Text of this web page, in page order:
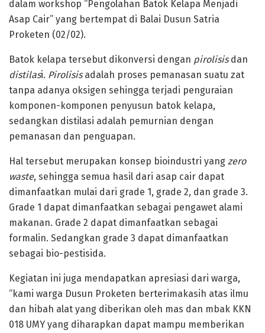
dalam workshop “Pengolahan Batok Kelapa Menjadi
Asap Cair” yang bertempat di Balai Dusun Satria
Proketen (02/02).
Batok kelapa tersebut dikonversi dengan pirolisisdan
distilasi. Pirolisisadalah proses pemanasan suatu zat
tanpa adanya oksigen sehingga terjadi penguraian
komponen-komponen penyusun batok kelapa,
sedangkan distilasi adalah pemurnian dengan
pemanasan dan penguapan.
Hal tersebut merupakan konsep bioindustri yang zero
waste, sehingga semua hasil dari asap cair dapat
dimanfaatkan mulai dari grade 1, grade 2, dan grade 3.
Grade 1 dapat dimanfaatkan sebagai pengawet alami
makanan. Grade 2 dapat dimanfaatkan sebagai
formalin. Sedangkan grade 3 dapat dimanfaatkan
sebagai bio-pestisida.
Kegiatan ini juga mendapatkan apresiasi dari warga,
“kami warga Dusun Proketen berterimakasih atas ilmu
dan hibah alat yang diberikan oleh mas dan mbak KKN
018 UMY yang diharapkan dapat mampu memberikan